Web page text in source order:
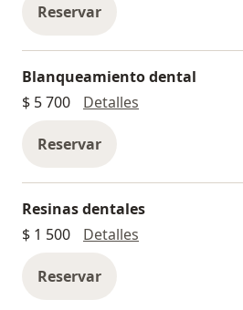
Reservar
Blanqueamiento dental
$ 5 700
Detalles
Reservar
Resinas dentales
$ 1 500
Detalles
Reservar